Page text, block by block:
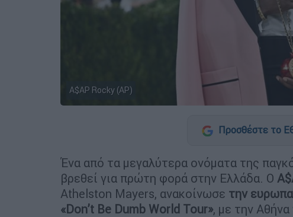
A$AP Rocky (AP)
Προσθέστε το
Ένα από τα μεγαλύτερα ονόματα της
βρεθεί για πρώτη φορά στην Ελλάδα. Ο
Athelston Mayers, ανακοίνωσε την
«Don’t Be Dumb World Tour», με την